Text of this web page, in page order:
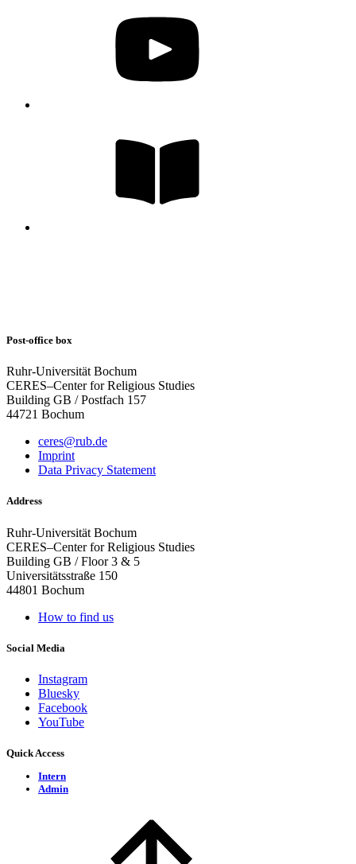
Post-office box
Ruhr-Universität Bochum
CERES–Center for Religious Studies
Building GB / Postfach 157
44721 Bochum
ceres@rub.de
Imprint
Data Privacy Statement
Address
Ruhr-Universität Bochum
CERES–Center for Religious Studies
Building GB / Floor 3 & 5
Universitätsstraße 150
44801 Bochum
How to find us
Social Media
Instagram
Bluesky
Facebook
YouTube
Quick Access
Intern
Admin